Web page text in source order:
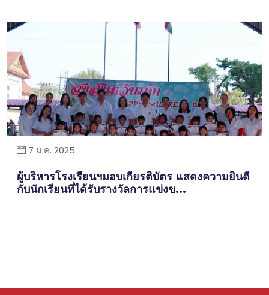
7 ม.ค. 2025
ผู้บริหารโรงเรียนฯมอบเกียรติบัตร แสดงความยินดี
กับนักเรียนที่ได้รับรางวัลการแข่งข...